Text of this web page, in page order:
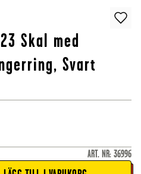
Skal med
Svart
ART. NR: 36996